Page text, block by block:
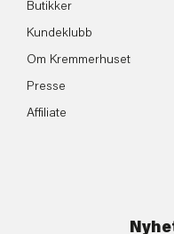
Butikker
Kundeklubb
Om Kremmerhuset
Presse
Affiliate